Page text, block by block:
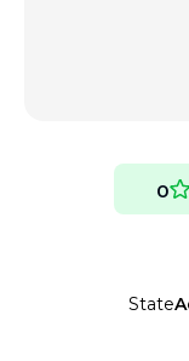
0
State